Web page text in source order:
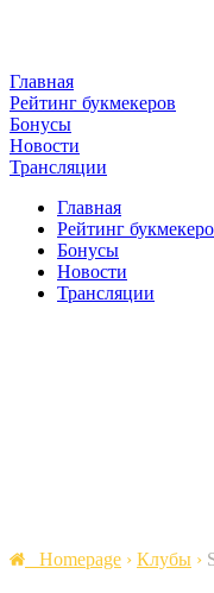
Главная
Рейтинг букмекеров
Бонусы
Новости
Трансляции
Главная
Рейтинг
Бонусы
Новости
Трансляции
Homepage › Клубы ›